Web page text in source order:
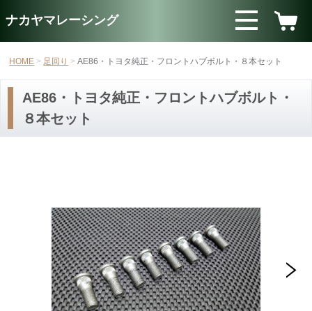
ナカヤマレーシング
HOME 足回り AE86・トヨタ純正・フロントハブボルト・８本セット
AE86・トヨタ純正・フロントハブボルト・
８本セット